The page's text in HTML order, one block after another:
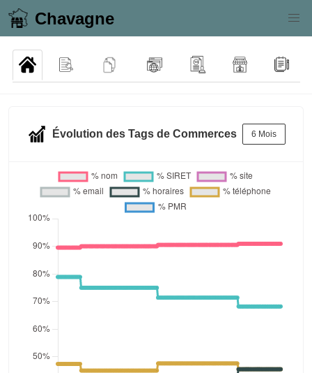
Chavagne
Évolution des Tags de Commerces 6 Mois